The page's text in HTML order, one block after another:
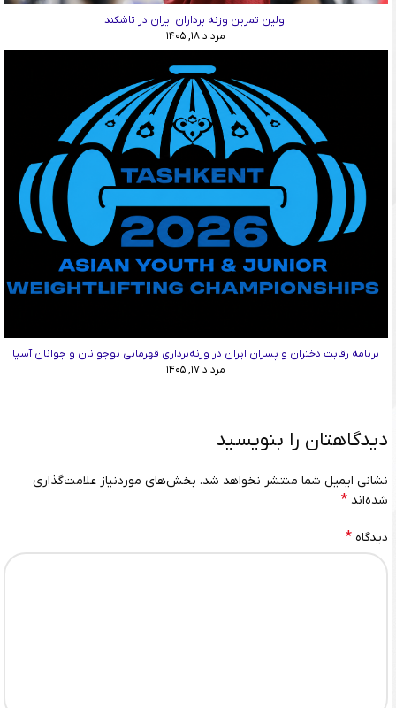
اولین تمرین وزنه برداران ایران در تاشکند
مرداد ۱۸, ۱۴۰۵
برنامه رقابت دختران و پسران ایران در وزنه‌برداری قهرمانی نوجوانان و جوانان آسیا
مرداد ۱۷, ۱۴۰۵
دیدگاهتان را بنویسید
نشانی ایمیل شما منتشر نخواهد شد. بخش‌های موردنیاز علامت‌گذاری
شده‌اند *
دیدگاه *